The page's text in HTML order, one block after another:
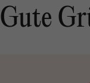
Gute